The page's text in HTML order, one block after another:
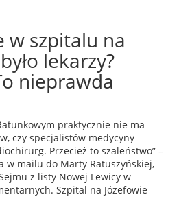
w szpitalu na
lekarzy?
nieprawda
praktycznie nie ma
czy specjalistów medycyny
Przecież to szaleństwo” –
w mailu do Marty Ratuszyńskiej,
z listy Nowej Lewicy w
Szpital na Józefowie